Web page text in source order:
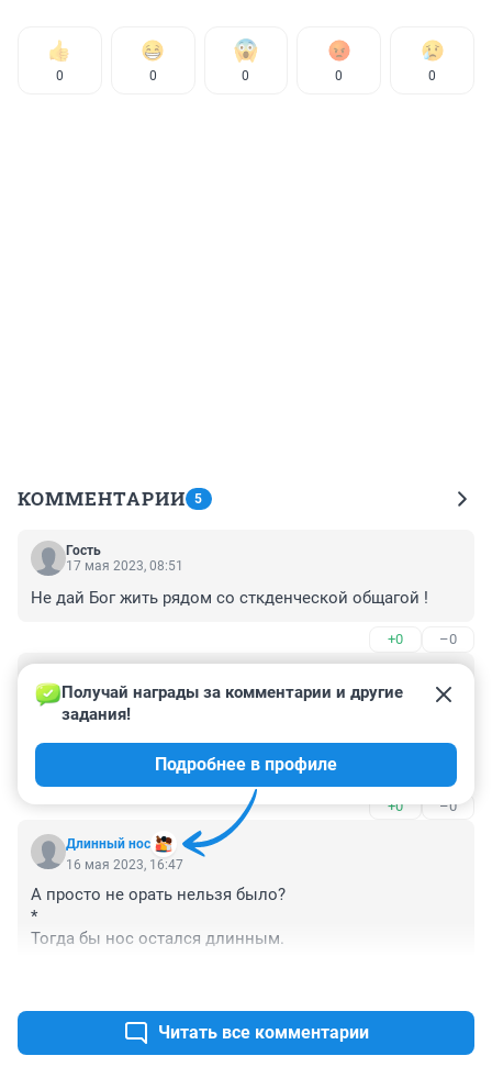
0 0 0 0 0
КОММЕНТАРИИ 5
Гость
17 мая 2023, 08:51
Не дай Бог жить рядом со сткденческой общагой !
+0 –0
17 мая 2023, 00:16
Само по себе соседство в одном доме общежития и
частных владельцев - уже предпосылка. Не от
большого ума такое сделано. У того, кто работает и
потому рискует быть уволенным с работы - не
сильно-то много общего в распорядке дня с теми, кто
имеет меньше последствий от ночного бдения и
просыпа утром.
+0 –0
Длинный нос
Получай награды за комментарии и другие
задания!
Подробнее в профиле
16 мая 2023, 16:47
А просто не орать нельзя было?
*
Тогда бы нос остался длинным.
Читать все комментарии